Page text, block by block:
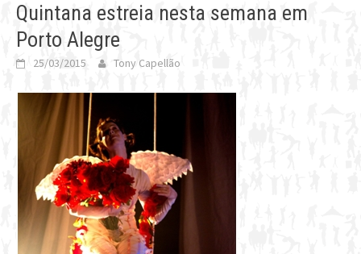
Quintana estreia nesta semana em
Porto Alegre
25/03/2015 Tony Capellão